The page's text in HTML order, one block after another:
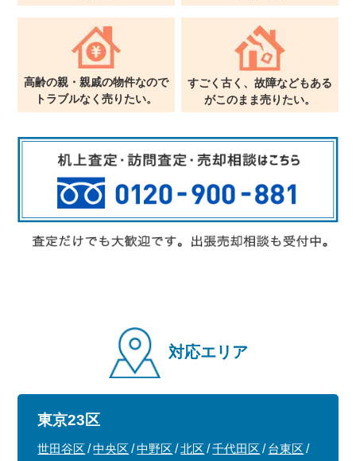
高齢の親・親戚の物件なので
トラブルなく売りたい。
すごく古く、故障などもある
がこのまま売りたい。
対応エリア
東京23区
世田谷区 中央区 中野区 北区 千代田区
台東区